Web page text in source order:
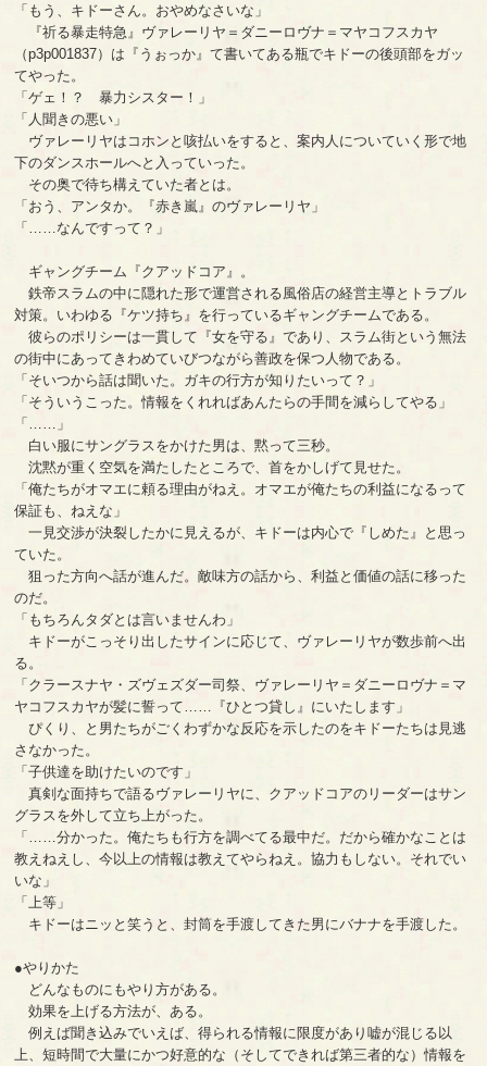
「もう、キドーさん。おやめなさいな」
『祈る暴走特急』ヴァレーリヤ＝ダニーロヴナ＝マヤコフスカヤ
（p3p001837）は『うぉっか』て書いてある瓶でキドーの後頭部をガッ
てやった。
「ゲェ！？ 暴力シスター！」
「人聞きの悪い」
ヴァレーリヤはコホンと咳払いをすると、案内人についていく形で地
下のダンスホールへと入っていった。
その奥で待ち構えていた者とは。
「おう、アンタか。『赤き嵐』のヴァレーリヤ」
「……なんですって？」
ギャングチーム『クアッドコア』。
鉄帝スラムの中に隠れた形で運営される風俗店の経営主導とトラブル
対策。いわゆる『ケツ持ち』を行っているギャングチームである。
彼らのポリシーは一貫して『女を守る』であり、スラム街という無法
の街中にあってきわめていびつながら善政を保つ人物である。
「そいつから話は聞いた。ガキの行方が知りたいって？」
「そういうこった。情報をくれればあんたらの手間を減らしてやる」
「……」
白い服にサングラスをかけた男は、黙って三秒。
沈黙が重く空気を満たしたところで、首をかしげて見せた。
「俺たちがオマエに頼る理由がねえ。オマエが俺たちの利益になるって
保証も、ねえな」
一見交渉が決裂したかに見えるが、キドーは内心で『しめた』と思っ
ていた。
狙った方向へ話が進んだ。敵味方の話から、利益と価値の話に移った
のだ。
「もちろんタダとは言いませんわ」
キドーがこっそり出したサインに応じて、ヴァレーリヤが数歩前へ出
る。
「クラースナヤ・ズヴェズダー司祭、ヴァレーリヤ＝ダニーロヴナ＝マ
ヤコフスカヤが髪に誓って……『ひとつ貸し』にいたします」
ぴくり、と男たちがごくわずかな反応を示したのをキドーたちは見逃
さなかった。
「子供達を助けたいのです」
真剣な面持ちで語るヴァレーリヤに、クアッドコアのリーダーはサン
グラスを外して立ち上がった。
「……分かった。俺たちも行方を調べてる最中だ。だから確かなことは
教えねえし、今以上の情報は教えてやらねえ。協力もしない。それでい
いな」
「上等」
キドーはニッと笑うと、封筒を手渡してきた男にバナナを手渡した。
●やりかた
どんなものにもやり方がある。
効果を上げる方法が、ある。
例えば聞き込みでいえば、得られる情報に限度があり嘘が混じる以
上、短時間で大量にかつ好意的な（そしてできれば第三者的な）情報を